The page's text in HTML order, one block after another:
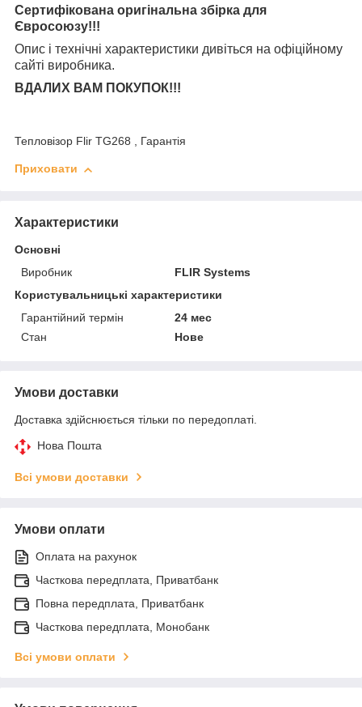
Сертифікована оригінальна збірка для
Євросоюзу!!!
Опис і технічні характеристики дивіться на офіційному
сайті виробника.
ВДАЛИХ ВАМ ПОКУПОК!!!
Тепловізор Flir TG268 , Гарантія
Приховати
Характеристики
Основні
Виробник
FLIR Systems
Користувальницькі характеристики
Гарантійний термін
24 мес
Стан
Нове
Умови доставки
Доставка здійснюється тільки по передоплаті.
Нова Пошта
Всі умови доставки
Умови оплати
Оплата на рахунок
Часткова передплата, Приватбанк
Повна передплата, Приватбанк
Часткова передплата, Монобанк
Всі умови оплати